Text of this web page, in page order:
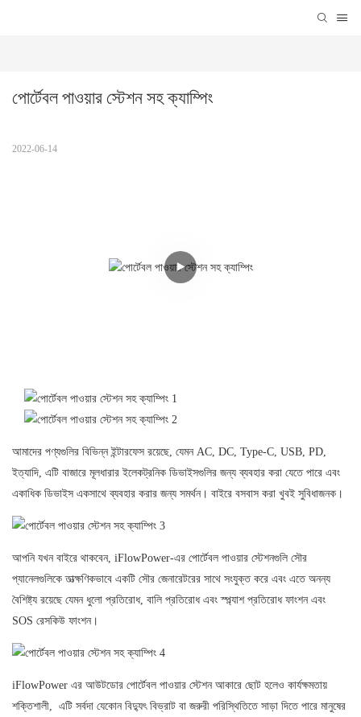
পোর্টেবল পাওয়ার স্টেশন সহ ক্যাম্পিং
2022-06-14
আমাদের পণ্যগুলির বিভিন্ন ইন্টারফেস রয়েছে, যেমন AC, DC, Type-C, USB, PD,
ইত্যাদি, এটি বাজারে মূলধারার ইলেকট্রনিক ডিভাইসগুলির জন্য ব্যবহার করা যেতে পারে এবং
একাধিক ডিভাইস একসাথে ব্যবহার করার জন্য সমর্থন। বাইরে বসবাস করা খুবই সুবিধাজনক।
আপনি যখন বাইরে থাকবেন, iFlowPower-এর পোর্টেবল পাওয়ার স্টেশনগুলি সৌর
প্যানেলগুলিকে তাত্ক্ষণিকভাবে একটি সৌর জেনারেটরের সাথে সংযুক্ত করে এবং এতে অনন্য
বৈশিষ্ট্য রয়েছে যেমন ধুলো প্রতিরোধ, বালি প্রতিরোধ এবং স্প্ল্যাশ প্রতিরোধ ফাংশন এবং
SOS রেসকিউ ফাংশন।
iFlowPower এর আউটডোর পোর্টেবল পাওয়ার স্টেশন আকারে ছোট হলেও কার্যক্ষমতায়
শক্তিশালী, এটি সর্বদা যেকোন বিদ্যুৎ বিভ্রাট বা জরুরী পরিস্থিতিতে সাড়া দিতে পারে মানুষের